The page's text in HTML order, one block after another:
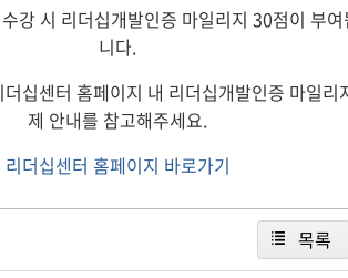
강 시 리더십개발인증 마일리지 30점이 부여
니다.
십센터 홈페이지 내 리더십개발인증 마일리
제 안내를 참고해주세요.
리더십센터 홈페이지 바로가기
목록